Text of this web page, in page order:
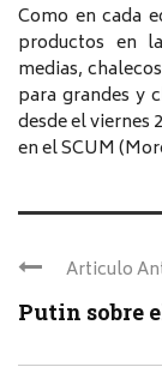
Como en cada
productos en
medias,
para grandes y
desde el viernes
en el SCUM
Articulo
Putin sobre